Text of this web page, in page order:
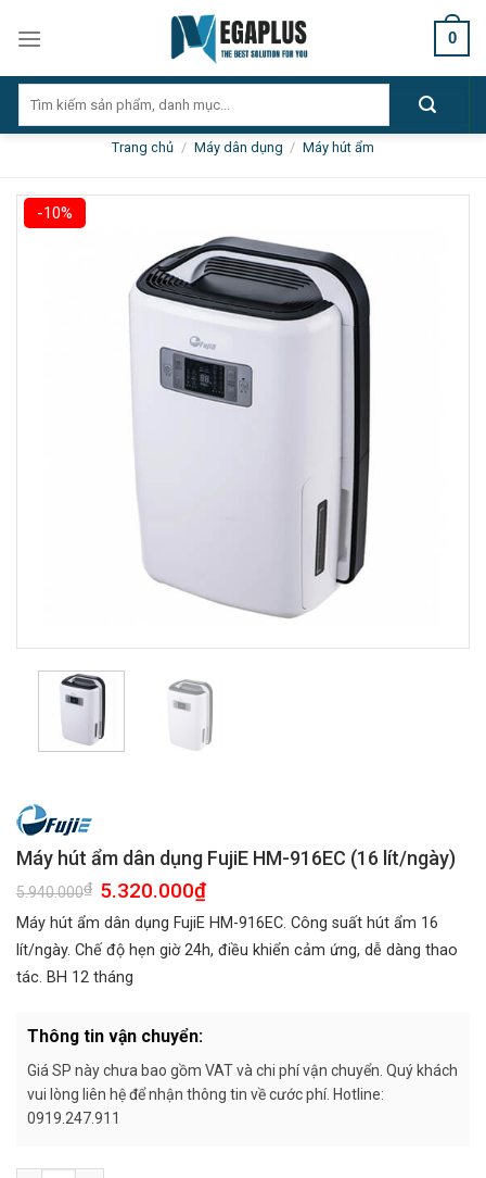
0
kiếm:
Trang chủ / Máy dân dụng / Máy hút ẩm
-10%
Máy hút ẩm dân dụng FujiE HM-916EC (16 lít/ngày)
5.940.000₫ Giá
gốc
là:
5.940.000₫.
5.320.000₫Giá
tại
là:
5.320.000₫.
Máy hút ẩm dân dụng FujiE HM-916EC. Công suất hút ẩm 16
lít/ngày. Chế độ hẹn giờ 24h, điều khiển cảm ứng, dễ dàng thao
tác. BH 12 tháng
Thông tin vận chuyển:
Giá SP này chưa bao gồm VAT và chi phí vận chuyển. Quý khách
vui lòng liên hệ để nhận thông tin về cước phí. Hotline:
0919.247.911